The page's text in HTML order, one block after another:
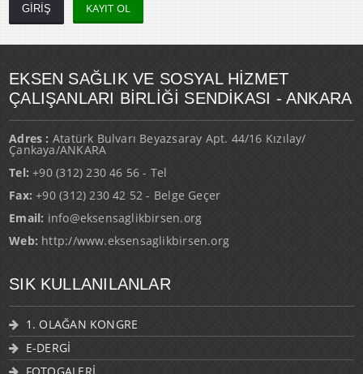
KAYIT OL
EKSEN SAĞLIK VE SOSYAL HİZMET
ÇALIŞANLARI BİRLİĞİ SENDİKASI - ANKARA
Adres : Atatürk Bulvarı Beyazsaray Apt. 44/16 Kızılay/
Çankaya/ANKARA
Tel: +90 (312) 230 46 56 - Tel
Fax: +90 (312) 230 42 52 - Belge Geçer
Email: info@eksensaglikbirsen.org
Web: http://www.eksensaglikbirsen.org
SIK KULLANILANLAR
1. OLAĞAN KONGRE
E-DERGİ